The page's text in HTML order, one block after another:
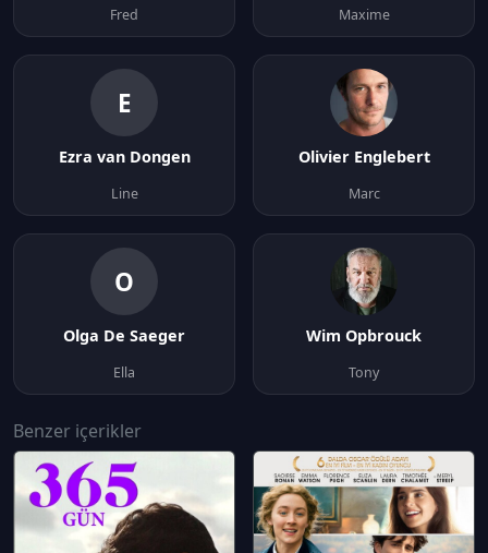
Fred Maxime
E
Ezra van Dongen
Line
Olivier Englebert
Marc
O
Olga De Saeger
Ella
Wim Opbrouck
Tony
Benzer içerikler